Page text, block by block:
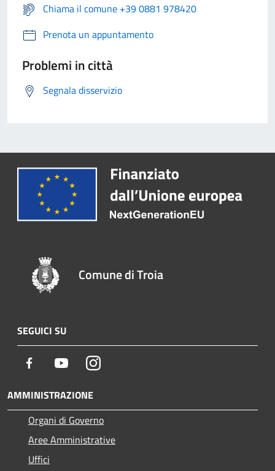
Chiama il comune +39 0881 978420
Prenota un appuntamento
Problemi in città
Segnala disservizio
Comune di Troia
SEGUICI SU
Facebook YoutubeInstagram
AMMINISTRAZIONE
Organi di Governo
Aree Amministrative
Uffici